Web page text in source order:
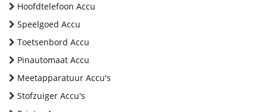
Hoofdtelefoon Accu
Speelgoed Accu
Toetsenbord Accu
Pinautomaat Accu
Meetapparatuur Accu's
Stofzuiger Accu's